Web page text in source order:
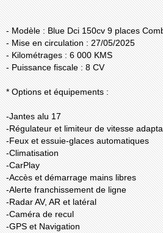
- Modèle : Blue Dci 150cv 9 places
- Mise en circulation : 27/05/2025
- Kilométrages : 6 000 KMS
- Puissance fiscale : 8 CV
* Options et équipements :
-Jantes alu 17
-Régulateur et limiteur de vitesse
-Feux et essuie-glaces automatiques
-Climatisation
-CarPlay
-Accès et démarrage mains libres
-Alerte franchissement de ligne
-Radar AV, AR et latéral
-Caméra de recul
-GPS et Navigation